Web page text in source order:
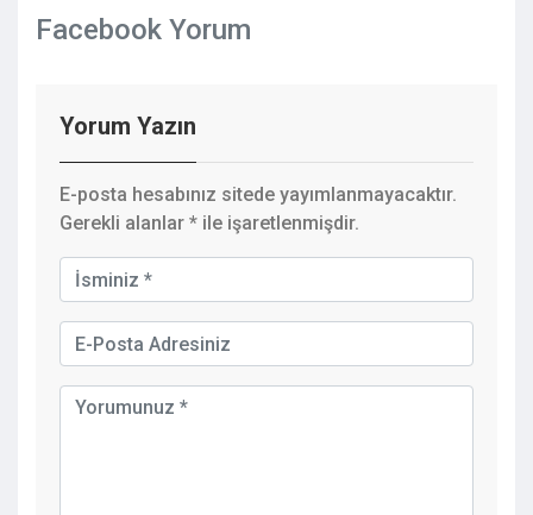
Facebook Yorum
Yorum Yazın
E-posta hesabınız sitede yayımlanmayacaktır.
Gerekli alanlar * ile işaretlenmişdir.